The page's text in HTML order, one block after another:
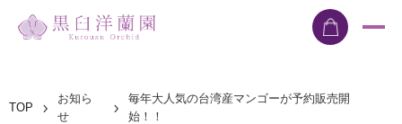
TOP
お知ら
せ
毎年大人気の台湾産マンゴーが予約販売開
始！！